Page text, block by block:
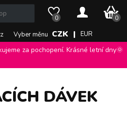
Vyber měnu CZK | EUR
0 0
0 Kč
za pochopení. Krásné letní dny🌞
DÁVEK